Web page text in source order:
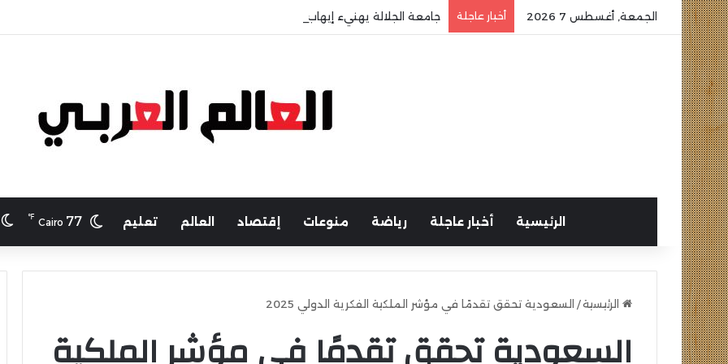
الجمعة, أغسطس 7 2026 أخبار عاجلة جامعة الجلالة يهنيء إيهاب حسانين لتعيينه أمينًا عامًا لمجلس الجامعات الخاصة
الرئيسية أخبار عاجلة رياضة منوعات إقتصاد العالم تعليم Cairo 77
℉
الرئيسية/ السعودية تحقق تقدمًا في مؤشر الملكية الفكرية الدولي 2025